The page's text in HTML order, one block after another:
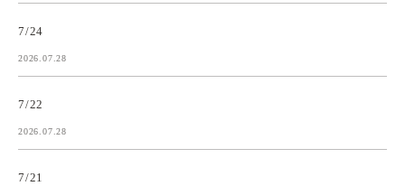
7/24
2026.07.28
7/22
2026.07.28
7/21